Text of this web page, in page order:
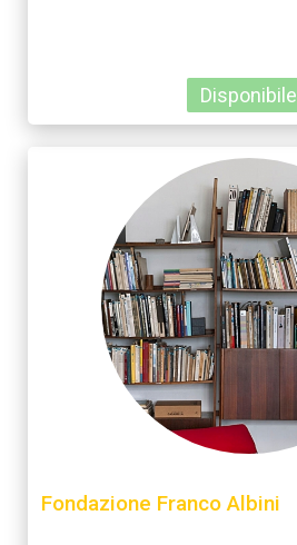
Disponibile
Fondazione Franco Albini